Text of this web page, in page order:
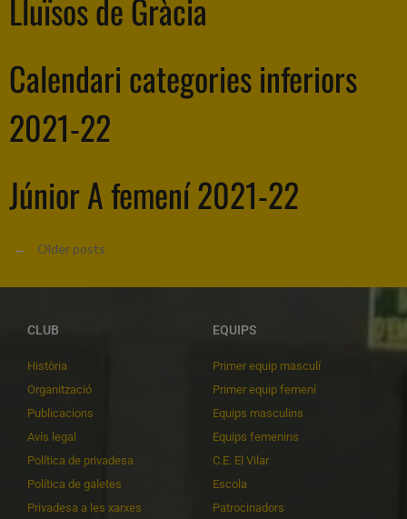
Lluïsos de Gràcia
Calendari categories inferiors
2021-22
Júnior A femení 2021-22
← Older posts
CLUB
Història
Organització
Publicacions
Avís legal
Política de privadesa
Política de galetes
Privadesa a les xarxes
EQUIPS
Primer equip masculí
Primer equip femení
Equips masculins
Equips femenins
C.E. El Vilar
Escola
Patrocinadors